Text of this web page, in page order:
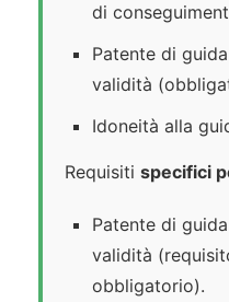
di
Patente di
validità
Idoneità alla
Requisiti specifici
Patente di
validità
obbligatorio).